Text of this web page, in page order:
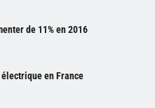
de 11% en 2016
en France